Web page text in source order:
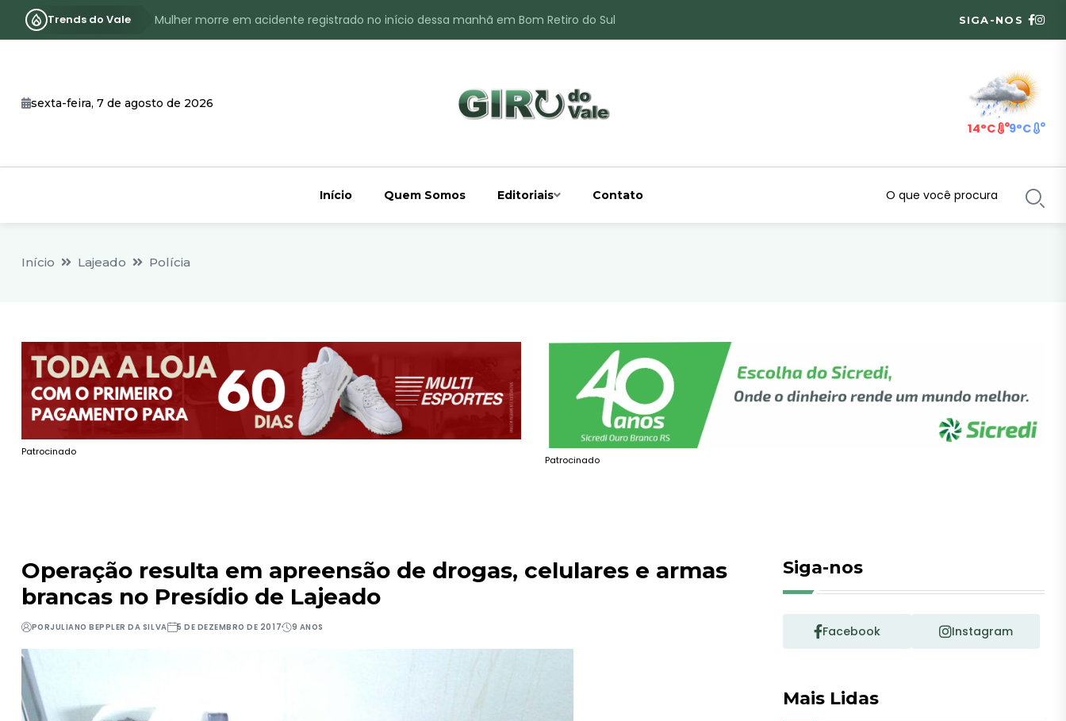
Trends do Vale
Mulher morre em acidente registrado no início dessa manhã em Bom Retiro do Sul
Identificado o jovem assassinado no interior de Bom Retiro do Sul
SIGA-NOS
sexta-feira, 7 de agosto de 2026
14°C 9°C
Início Quem Somos Editoriais Contato
Início Lajeado Polícia
Patrocinado
Patrocinado
Operação resulta em apreensão de drogas, celulares e armas
brancas no Presídio de Lajeado
PORJULIANO BEPPLER DA SILVA 5 DE DEZEMBRO DE 2017 9 ANOS
Siga-nos
Facebook Instagram
Mais Lidas